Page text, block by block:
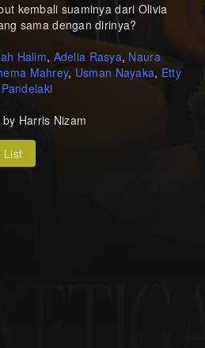
kembali suaminya dari Olivia
sama dengan dirinya?
Halim, Adelia Rasya, Naura
Mahrey, Usman Nayaka, Etty
Harris Nizam
List